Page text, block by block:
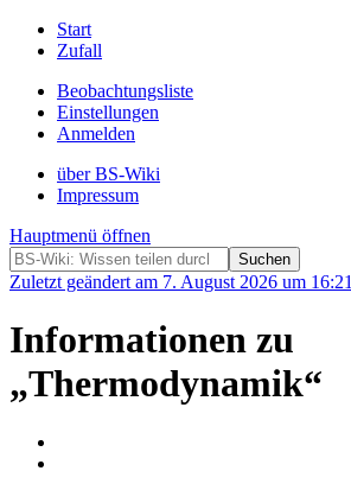
Start
Zufall
Beobachtungsliste
Einstellungen
Anmelden
über BS-Wiki
Impressum
Hauptmenü öffnen
Zuletzt geändert am 7. August 2026 um 16:21
Informationen zu
„Thermodynamik“